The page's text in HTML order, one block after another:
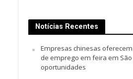
Notícias Recentes
Empresas chinesas
de emprego em feira em São
oportunidades